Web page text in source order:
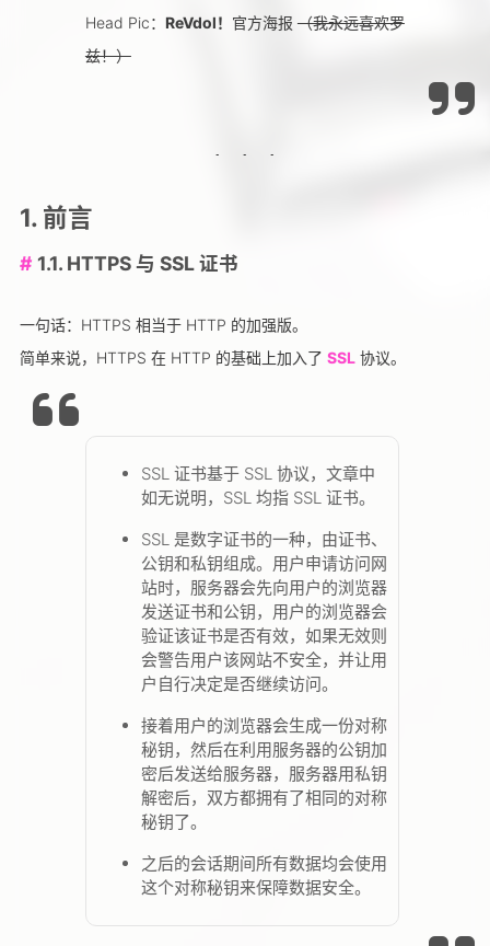
Head Pic： ReVdol！ 官方海报 （我永远喜欢罗
兹！）
1. 前言
1.1. HTTPS 与 SSL 证书
一句话：HTTPS 相当于 HTTP 的加强版。
简单来说，HTTPS 在 HTTP 的基础上加入了 SSL协议。
SSL 证书基于 SSL 协议，文章中
如无说明，SSL 均指 SSL 证书。
SSL 是数字证书的一种，由证书、
公钥和私钥组成。用户申请访问网
站时，服务器会先向用户的浏览器
发送证书和公钥，用户的浏览器会
验证该证书是否有效，如果无效则
会警告用户该网站不安全，并让用
户自行决定是否继续访问。
接着用户的浏览器会生成一份对称
秘钥，然后在利用服务器的公钥加
密后发送给服务器，服务器用私钥
解密后，双方都拥有了相同的对称
秘钥了。
之后的会话期间所有数据均会使用
这个对称秘钥来保障数据安全。